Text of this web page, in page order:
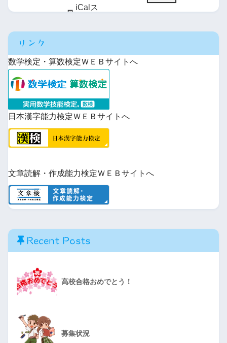
iCal ス
ー
読
リンク
数学検定・算数検定ＷＥＢサイトへ
日本漢字能力検定ＷＥＢサイトへ
文章読解・作成能力検定ＷＥＢサイトへ
Recent Posts
高校合格おめでとう！
募集状況